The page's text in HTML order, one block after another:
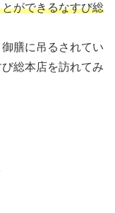
ができるなすび総
膳に吊るされてい
総本店を訪れてみ